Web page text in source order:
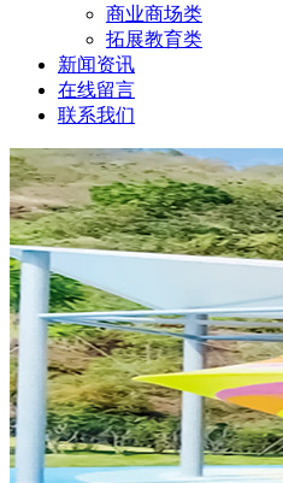
商业商场类
拓展教育类
新闻资讯
在线留言
联系我们